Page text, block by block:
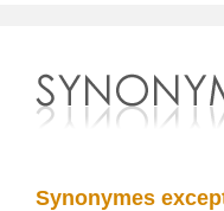
Synonymes